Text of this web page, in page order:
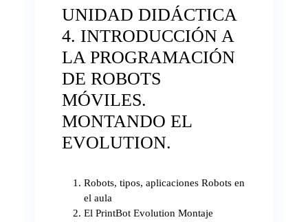
UNIDAD DIDÁCTICA
4. INTRODUCCIÓN A
LA PROGRAMACIÓN
DE ROBOTS
MÓVILES.
MONTANDO EL
EVOLUTION.
Robots, tipos, aplicaciones Robots en
el aula
El PrintBot Evolution Montaje